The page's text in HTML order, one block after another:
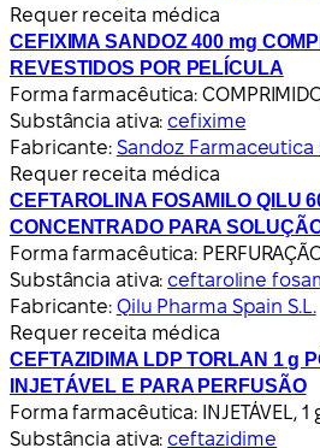
Requer receita médica
CEFIXIMA SANDOZ 400 mg
REVESTIDOS POR PELÍCULA
Forma farmacêutica:
Substância ativa: cefixime
Fabricante: Sandoz Farmaceutica
Requer receita médica
CEFTAROLINA FOSAMILO QILU
CONCENTRADO PARA
Forma farmacêutica:
Substância ativa: ceftaroline
Fabricante: Qilu Pharma Spain S.L.
Requer receita médica
CEFTAZIDIMA LDP TORLAN 1 g
INJETÁVEL E PARA PERFUSÃO
Forma farmacêutica: INJETÁVEL, 1
Substância ativa: ceftazidime